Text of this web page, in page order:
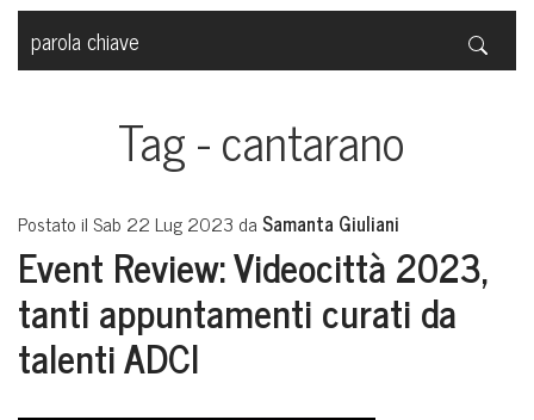
Tag - cantarano
Postato il Sab 22 Lug 2023 daSamanta Giuliani
Event Review: Videocittà 2023,
tanti appuntamenti curati da
talenti ADCI